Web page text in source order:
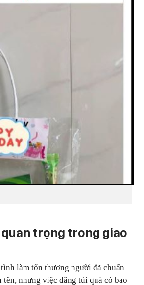
trọng trong giao
làm tổn thương người đã chuẩn
nhưng việc đăng túi quà có bao